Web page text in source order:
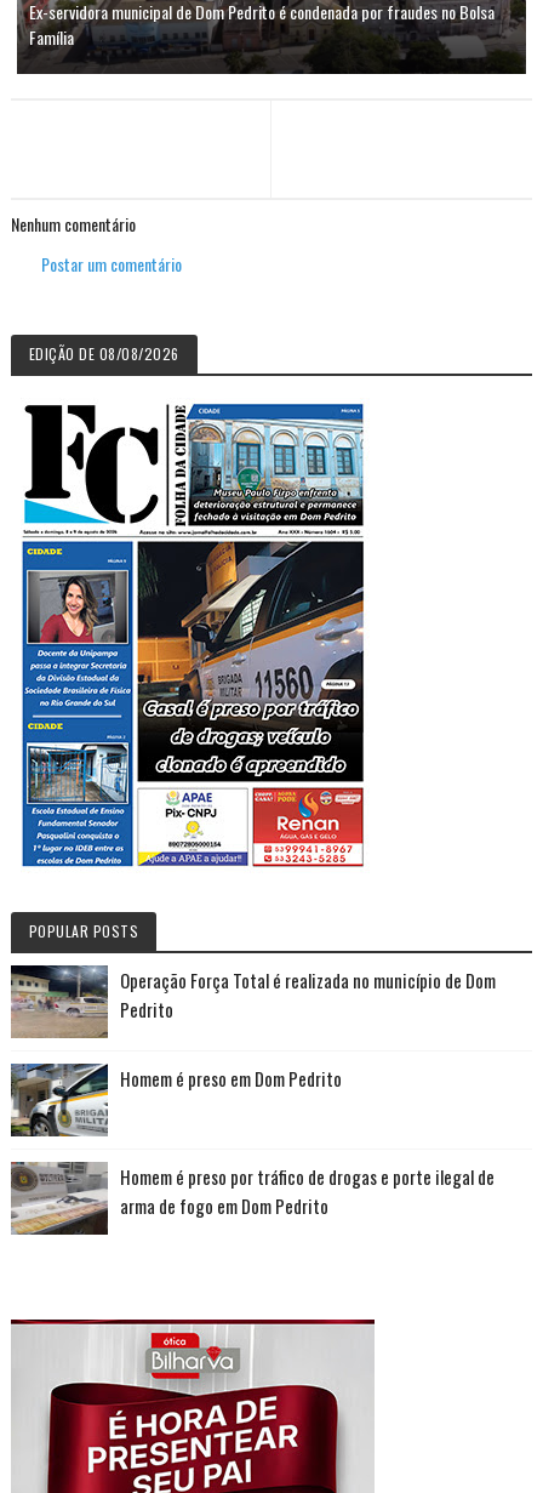
Ex-servidora municipal de Dom Pedrito é condenada por fraudes no Bolsa
Família
Nenhum comentário
Postar um comentário
EDIÇÃO DE 08/08/2026
POPULAR POSTS
Operação Força Total é realizada no município de Dom
Pedrito
Homem é preso em Dom Pedrito
Homem é preso por tráfico de drogas e porte ilegal de
arma de fogo em Dom Pedrito